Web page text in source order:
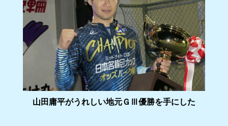
山田庸平がうれしい地元ＧⅢ優勝を手にした